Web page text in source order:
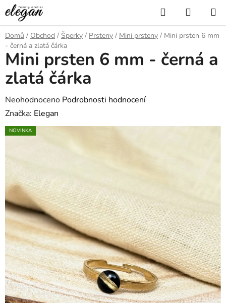
Přejít
na
obsah
Hledat
KOŠÍK
Domů / Obchod / Šperky / Prsteny / Mini prsteny / Mini prsten 6 mm
- černá a zlatá čárka
Mini prsten 6 mm - černá a
zlatá čárka
Průměrné
hodnocení
produktu
hvězdiček.
Neohodnoceno Podrobnosti hodnocení
Značka: Elegan
NOVINKA